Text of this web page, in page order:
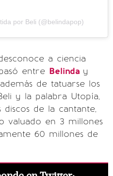
por Beli (@belindapop)
a ciencia
entre Belinda y
de tatuarse los
y la palabra Utopía,
de la cantante,
valuado en 3 millones
60 millones de